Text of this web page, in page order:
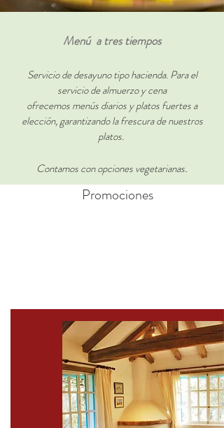
Menú a tres tiempos
Servicio de desayuno tipo hacienda. Para el
servicio de almuerzo y cena
ofrecemos menús diarios y platos fuertes a
elección, garantizando la frescura de nuestros
platos.
Contamos con opciones vegetarianas.
Promociones